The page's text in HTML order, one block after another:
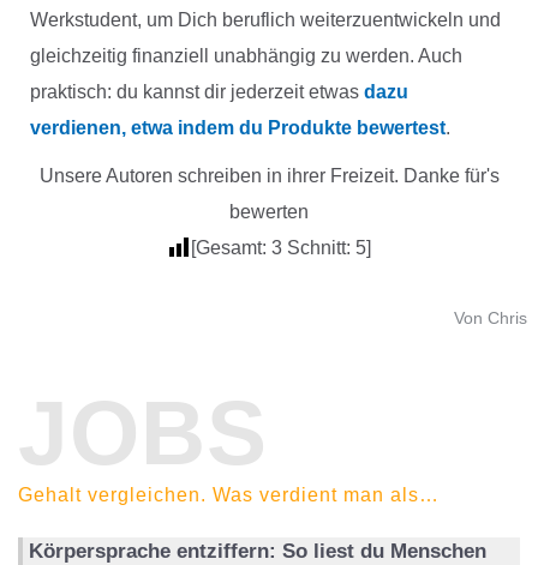
Werkstudent, um Dich beruflich weiterzuentwickeln und
gleichzeitig finanziell unabhängig zu werden. Auch
praktisch: du kannst dir jederzeit etwas dazu
verdienen, etwa indem du Produkte bewertest.
Unsere Autoren schreiben in ihrer Freizeit. Danke für's
bewerten
[Gesamt: 3 Schnitt: 5]
Von Chris
JOBS
Gehalt vergleichen. Was verdient man als…
Körpersprache entziffern: So liest du Menschen